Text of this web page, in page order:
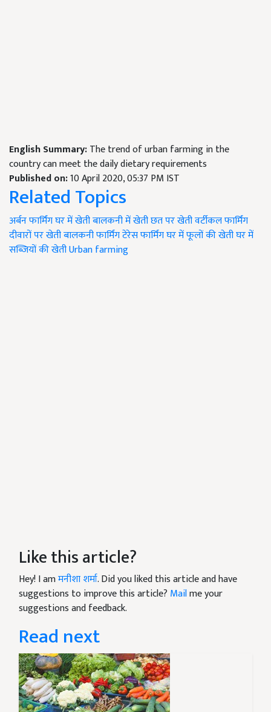
English Summary:The trend of urban farming in the
country can meet the daily dietary requirements
Published on:10 April 2020, 05:37 PM IST
Related Topics
अर्बन फार्मिंगघर में खेतीबालकनी में खेतीछत पर खेतीवर्टीकल फार्मिंग
दीवारों पर खेतीबालकनी फार्मिंगटेरेस फार्मिंगघर में फूलों की खेतीघर में
सब्जियों की खेतीUrban farming
Like this article?
Hey! I amमनीशा शर्मा. Did you liked this article and have
suggestions to improve this article? Mailme your
suggestions and feedback.
Read next